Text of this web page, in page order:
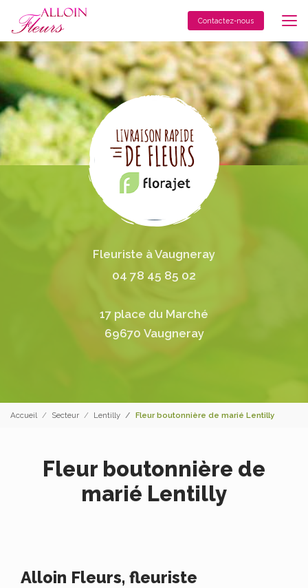
contenu
principal
Contactez-nous
Fleuriste à Vaugneray
04 78 45 85 02
17 place du Marché
69670 Vaugneray
Accueil Secteur Lentilly Fleur boutonnière de marié Lentilly
Fleur boutonnière de
marié Lentilly
Alloin Fleurs, fleuriste